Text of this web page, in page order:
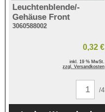
Leuchtenblende/-
Gehäuse Front
3060588002
0,32 €
inkl. 19 % MwSt.
zzgl. Versandkosten
/4